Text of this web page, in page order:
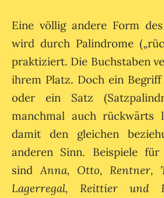
Eine völlig andere Form
wird durch Palindrome
praktiziert. Die Buchstaben
ihrem Platz. Doch ein
oder ein Satz
manchmal auch rückwärts
damit den gleichen
anderen Sinn. Beispiele für
sind Anna, Otto, Rentner,
Lagerregal, Reittier und